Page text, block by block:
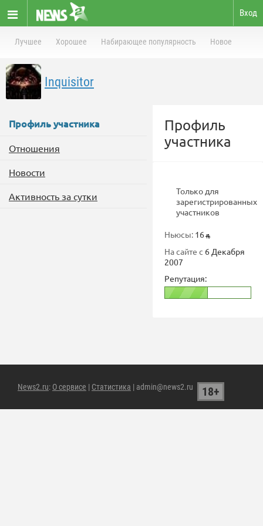
Вход
Лучшее Хорошее Набирающее популярность Новое
Inquisitor
Профиль участника
Отношения
Новости
Активность за сутки
Профиль
участника
Только для
зарегистрированных
участников
Ньюсы: 16
На сайте с 6 Декабря
2007
Репутация:
News2.ru: О сервисе | Статистика | admin@news2.ru 18+